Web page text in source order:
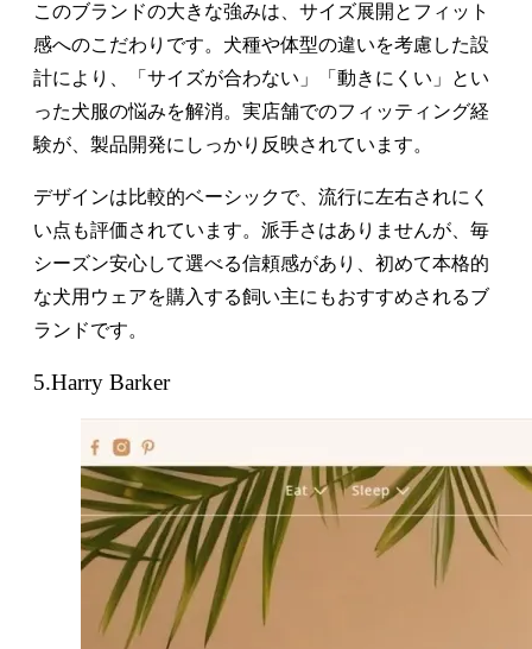
このブランドの大きな強みは、サイズ展開とフィット
感へのこだわりです。犬種や体型の違いを考慮した設
計により、「サイズが合わない」「動きにくい」とい
った犬服の悩みを解消。実店舗でのフィッティング経
験が、製品開発にしっかり反映されています。
デザインは比較的ベーシックで、流行に左右されにく
い点も評価されています。派手さはありませんが、毎
シーズン安心して選べる信頼感があり、初めて本格的
な犬用ウェアを購入する飼い主にもおすすめされるブ
ランドです。
5.Harry Barker